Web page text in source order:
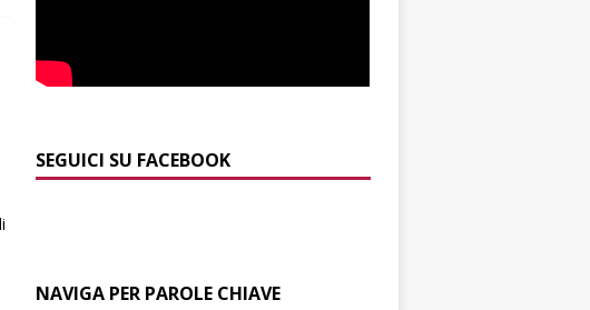
SEGUICI SU FACEBOOK
NAVIGA PER PAROLE CHIAVE